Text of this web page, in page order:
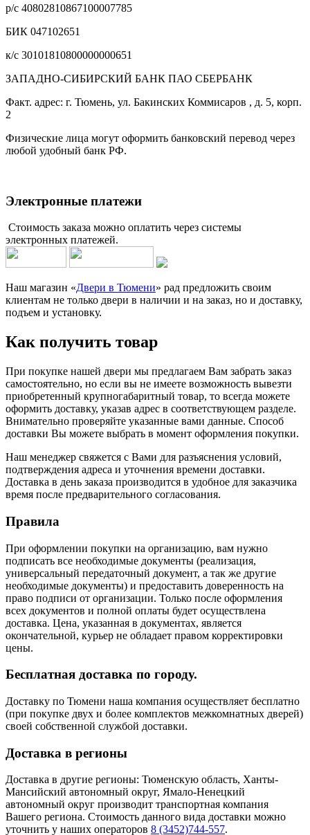
р/с 40802810867100007785
БИК 047102651
к/с 30101810800000000651
ЗАПАДНО-СИБИРСКИЙ БАНК ПАО СБЕРБАНК
Факт. адрес: г. Тюмень, ул. Бакинских Коммисаров , д. 5, корп.
2
Физические лица могут оформить банковский перевод через
любой удобный банк РФ.
Электронные платежи
Стоимость заказа можно оплатить через системы
электронных платежей.
Наш магазин «Двери в Тюмени» рад предложить своим
клиентам не только двери в наличии и на заказ, но и доставку,
подъем и установку.
Как получить товар
При покупке нашей двери мы предлагаем Вам забрать заказ
самостоятельно, но если вы не имеете возможность вывезти
приобретенный крупногабаритный товар, то всегда можете
оформить доставку, указав адрес в соответствующем разделе.
Внимательно проверяйте указанные вами данные. Способ
доставки Вы можете выбрать в момент оформления покупки.
Наш менеджер свяжется с Вами для разъяснения условий,
подтверждения адреса и уточнения времени доставки.
Доставка в день заказа производится в удобное для заказчика
время после предварительного согласования.
Правила
При оформлении покупки на организацию, вам нужно
подписать все необходимые документы (реализация,
универсальный передаточный документ, а так же другие
необходимые документы) и предоставить доверенность на
право подписи от организации. Только после оформления
всех документов и полной оплаты будет осуществлена
доставка. Цена, указанная в документах, является
окончательной, курьер не обладает правом корректировки
цены.
Бесплатная доставка по городу.
Доставку по Тюмени наша компания осуществляет бесплатно
(при покупке двух и более комплектов межкомнатных дверей)
своей собственной службой доставки.
Доставка в регионы
Доставка в другие регионы: Тюменскую область, Ханты-
Мансийский автономный округ, Ямало-Ненецкий
автономный округ производит транспортная компания
Вашего региона. Стоимость данного вида доставки можно
уточнить у наших операторов 8 (3452)744-557.